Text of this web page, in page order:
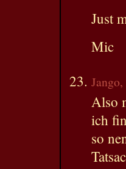
Just
Mic
Also
ich
so